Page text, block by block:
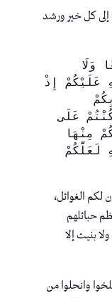
إلى كل خير ورشد
فَأَصْبَحْتُمْ بِنِعْمَتِهِ إِخْوَانًا وَكُنْتُمْ عَلَى
لكم الغوائل،
حبائلهم
بنيت إلا
وانحلوا من